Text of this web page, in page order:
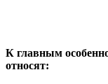
К главным
относят: